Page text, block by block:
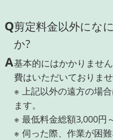
Q剪定料金以外にな
か?
A基本的にはかかりませ
費はいただいておりませ
※ 上記以外の遠方の場
ます。
※ 最低料金総額3,000円
※ 伺った際、作業が困